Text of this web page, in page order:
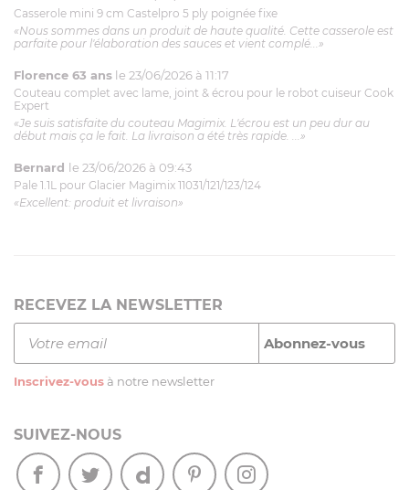
Casserole mini 9 cm Castelpro 5 ply poignée fixe
«Nous sommes dans un produit de haute qualité. Cette casserole est
parfaite pour l'élaboration des sauces et vient complé...»
Florence 63 ans le 23/06/2026 à 11:17
Couteau complet avec lame, joint & écrou pour le robot cuiseur Cook
Expert
«Je suis satisfaite du couteau Magimix. L'écrou est un peu dur au
début mais ça le fait. La livraison a été très rapide. ...»
Bernard le 23/06/2026 à 09:43
Pale 1.1L pour Glacier Magimix 11031/121/123/124
«Excellent: produit et livraison»
RECEVEZ LA NEWSLETTER
Inscrivez-vous à notre newsletter
SUIVEZ-NOUS